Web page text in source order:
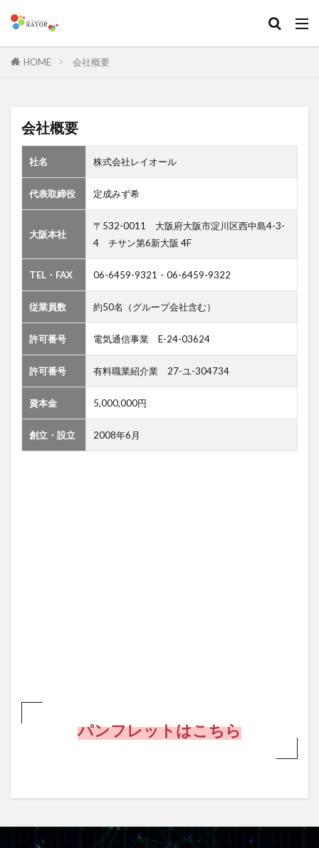
HOME 会社概要
会社概要
社名 株式会社レイオール
代表取締役 定成みず希
大阪本社
〒532-0011 大阪府大阪市淀川区西中島4-3-
4 チサン第6新大阪 4F
TEL・FAX 06-6459-9321・06-6459-9322
従業員数 約50名（グループ会社含む）
許可番号 電気通信事業 E-24-03624
許可番号 有料職業紹介業 27-ユ-304734
資本金 5,000,000円
創立・設立 2008年6月
パンフレットはこちら